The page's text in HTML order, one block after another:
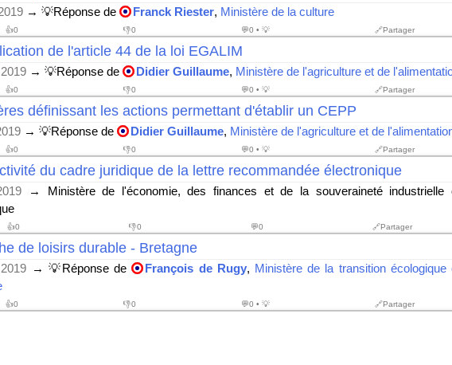
→ 💡Réponse de Franck Riester, Ministère de la culture
👍0 👎0 💬0 • 💡 🔗Partager
de l'article 44 de la loi EGALIM
→ 💡Réponse de Didier Guillaume, Ministère de l'agriculture et de
👍0 👎0 💬0 • 💡 🔗Partager
définissant les actions permettant d'établir un CEPP
→ 💡Réponse de Didier Guillaume, Ministère de l'agriculture et de
👍0 👎0 💬0 • 💡 🔗Partager
du cadre juridique de la lettre recommandée électronique
→ Ministère de l'économie, des finances et de la souveraineté industrielle
👍0 👎0 💬0 🔗Partager
de loisirs durable - Bretagne
→ 💡Réponse de François de Rugy, Ministère de la transition écologique
👍0 👎0 💬0 • 💡 🔗Partager